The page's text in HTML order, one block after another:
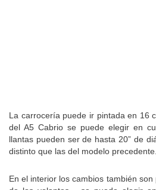
La carrocería puede ir pintada en 16
del A5 Cabrio se puede elegir en
llantas pueden ser de hasta 20” de
distinto que las del modelo precedente.
En el interior los cambios también